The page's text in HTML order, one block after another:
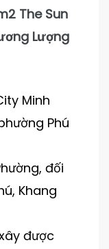
The Sun
Lượng
Minh
Phú
đối
Khang
được